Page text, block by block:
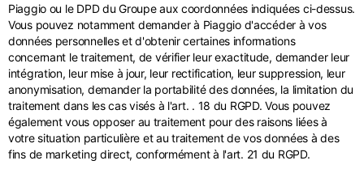
Piaggio ou le DPD du Groupe aux coordonnées indiquées ci-dessus.
Vous pouvez notamment demander à Piaggio d'accéder à vos
données personnelles et d'obtenir certaines informations
concernant le traitement, de vérifier leur exactitude, demander leur
intégration, leur mise à jour, leur rectification, leur suppression, leur
anonymisation, demander la portabilité des données, la limitation du
traitement dans les cas visés à l'art. . 18 du RGPD. Vous pouvez
également vous opposer au traitement pour des raisons liées à
votre situation particulière et au traitement de vos données à des
fins de marketing direct, conformément à l'art. 21 du RGPD.